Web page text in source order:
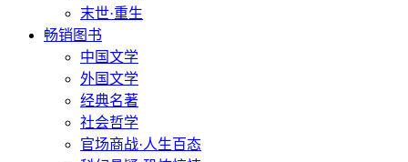
末世·重生
畅销图书
中国文学
外国文学
经典名著
社会哲学
官场商战·人生百态